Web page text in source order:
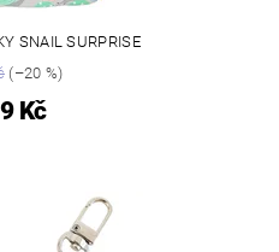
SNAIL SURPRISE
(–20 %)
Kč